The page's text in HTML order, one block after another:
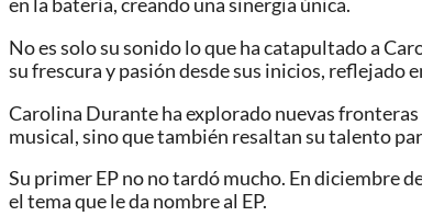
en la batería, creando una sinergia única.
No es solo su sonido lo que ha catapultado a
su frescura y pasión desde sus inicios, reflejado
Carolina Durante ha explorado nuevas
musical, sino que también resaltan su talento
Su primer EP no no tardó mucho. En diciembre
el tema que le da nombre al EP.